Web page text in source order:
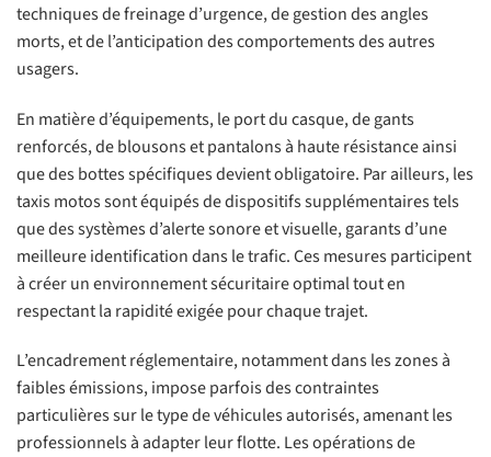
techniques de freinage d’urgence, de gestion des angles
morts, et de l’anticipation des comportements des autres
usagers.
En matière d’équipements, le port du casque, de gants
renforcés, de blousons et pantalons à haute résistance ainsi
que des bottes spécifiques devient obligatoire. Par ailleurs, les
taxis motos sont équipés de dispositifs supplémentaires tels
que des systèmes d’alerte sonore et visuelle, garants d’une
meilleure identification dans le trafic. Ces mesures participent
à créer un environnement sécuritaire optimal tout en
respectant la rapidité exigée pour chaque trajet.
L’encadrement réglementaire, notamment dans les zones à
faibles émissions, impose parfois des contraintes
particulières sur le type de véhicules autorisés, amenant les
professionnels à adapter leur flotte. Les opérations de